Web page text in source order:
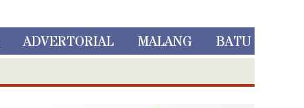
ADVERTORIAL MALANG BATU